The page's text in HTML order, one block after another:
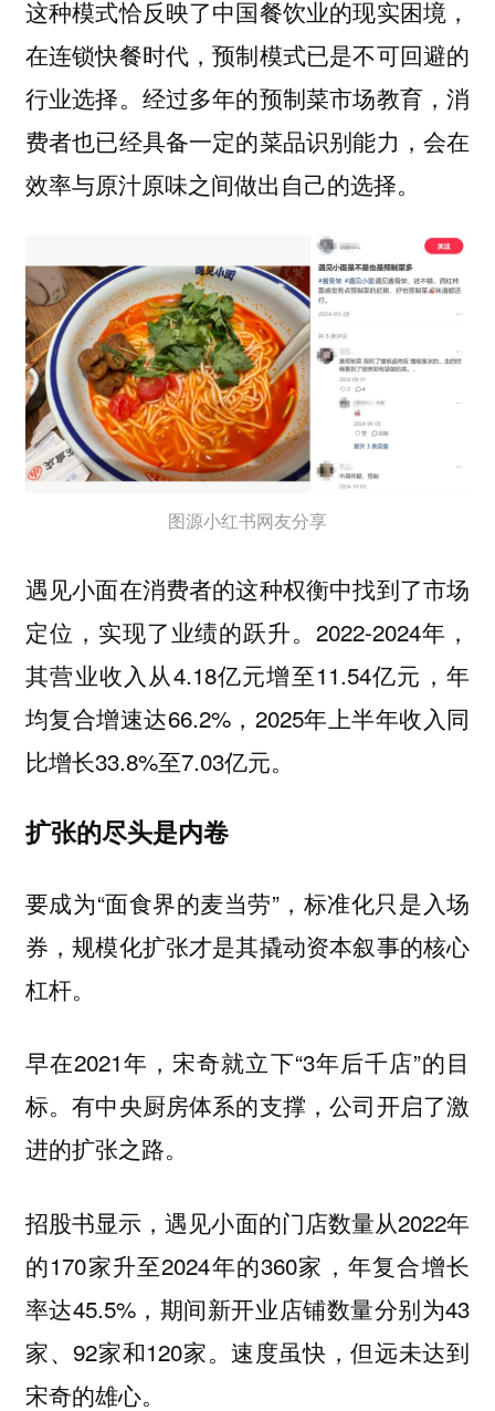
这种模式恰反映了中国餐饮业的现实困境，
在连锁快餐时代，预制模式已是不可回避的
行业选择。经过多年的预制菜市场教育，消
费者也已经具备一定的菜品识别能力，会在
效率与原汁原味之间做出自己的选择。
图源小红书网友分享
遇见小面在消费者的这种权衡中找到了市场
定位，实现了业绩的跃升。2022-2024年，
其营业收入从4.18亿元增至11.54亿元，年
均复合增速达66.2%，2025年上半年收入同
比增长33.8%至7.03亿元。
扩张的尽头是内卷
要成为“面食界的麦当劳”，标准化只是入场
券，规模化扩张才是其撬动资本叙事的核心
杠杆。
早在2021年，宋奇就立下“3年后千店”的目
标。有中央厨房体系的支撑，公司开启了激
进的扩张之路。
招股书显示，遇见小面的门店数量从2022年
的170家升至2024年的360家，年复合增长
率达45.5%，期间新开业店铺数量分别为43
家、92家和120家。速度虽快，但远未达到
宋奇的雄心。